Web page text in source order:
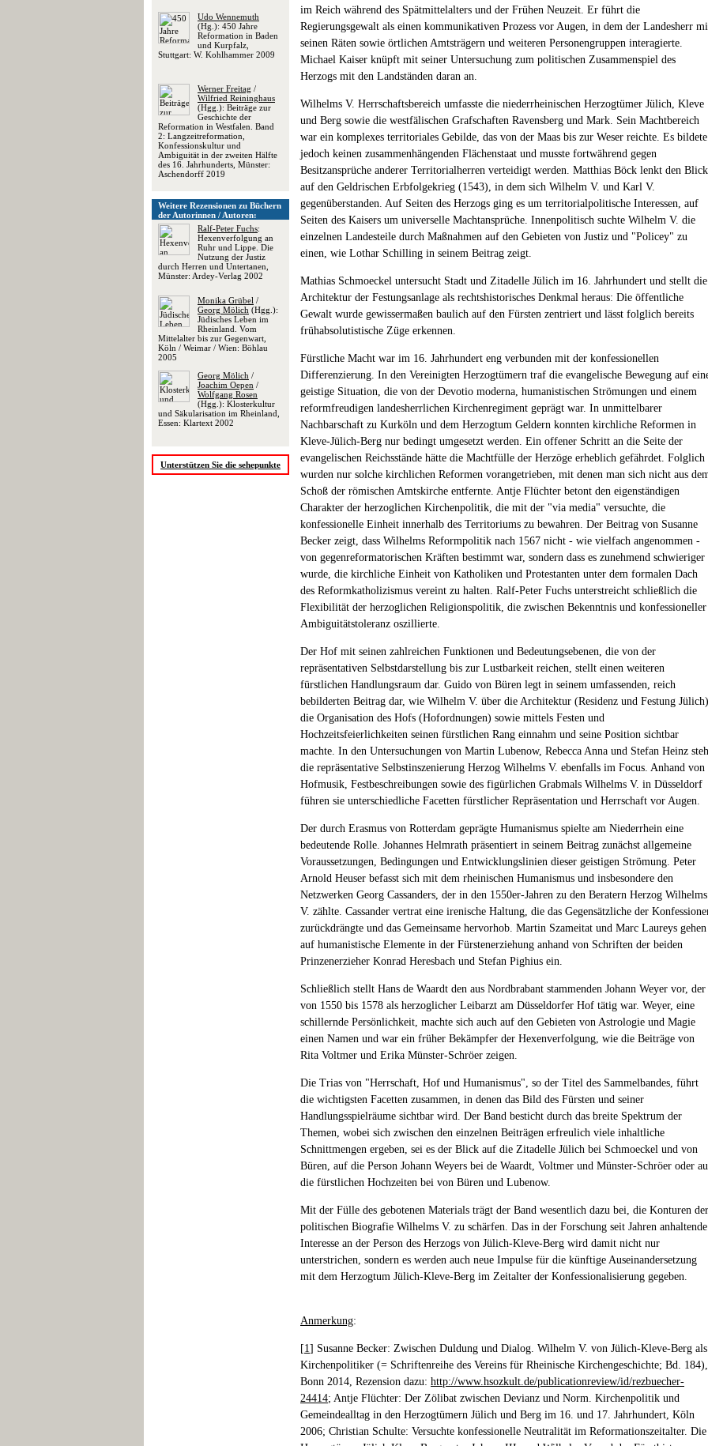
Udo Wennemuth
(Hg.): 450 Jahre
Reformation in Baden
und Kurpfalz,
Stuttgart: W. Kohlhammer 2009
Werner Freitag /
Wilfried Reininghaus
(Hgg.): Beiträge zur
Geschichte der
Reformation in Westfalen. Band
2: Langzeitreformation,
Konfessionskultur und
Ambiguität in der zweiten Hälfte
des 16. Jahrhunderts, Münster:
Aschendorff 2019
Weitere Rezensionen zu Büchern
der Autorinnen / Autoren:
Ralf-Peter Fuchs:
Hexenverfolgung an
Ruhr und Lippe. Die
Nutzung der Justiz
durch Herren und Untertanen,
Münster: Ardey-Verlag 2002
Monika Grübel /
Georg Mölich (Hgg.):
Jüdisches Leben im
Rheinland. Vom
Mittelalter bis zur Gegenwart,
Köln / Weimar / Wien: Böhlau
2005
Georg Mölich /
Joachim Oepen /
Wolfgang Rosen
(Hgg.): Klosterkultur
und Säkularisation im Rheinland,
Essen: Klartext 2002
Unterstützen Sie die sehepunkte
im Reich während des Spätmittelalters und der Frühen Neuzeit. Er führt die
Regierungsgewalt als einen kommunikativen Prozess vor Augen, in dem der Landesherr
seinen Räten sowie örtlichen Amtsträgern und weiteren Personengruppen interagierte.
Michael Kaiser knüpft mit seiner Untersuchung zum politischen Zusammenspiel des
Herzogs mit den Landständen daran an.
Wilhelms V. Herrschaftsbereich umfasste die niederrheinischen Herzogtümer Jülich, Kleve
und Berg sowie die westfälischen Grafschaften Ravensberg und Mark. Sein Machtbereich
war ein komplexes territoriales Gebilde, das von der Maas bis zur Weser reichte. Es bildete
jedoch keinen zusammenhängenden Flächenstaat und musste fortwährend gegen
Besitzansprüche anderer Territorialherren verteidigt werden. Matthias Böck lenkt den Blick
auf den Geldrischen Erbfolgekrieg (1543), in dem sich Wilhelm V. und Karl V.
gegenüberstanden. Auf Seiten des Herzogs ging es um territorialpolitische Interessen, auf
Seiten des Kaisers um universelle Machtansprüche. Innenpolitisch suchte Wilhelm V. die
einzelnen Landesteile durch Maßnahmen auf den Gebieten von Justiz und "Policey" zu
einen, wie Lothar Schilling in seinem Beitrag zeigt.
Mathias Schmoeckel untersucht Stadt und Zitadelle Jülich im 16. Jahrhundert und stellt die
Architektur der Festungsanlage als rechtshistorisches Denkmal heraus: Die öffentliche
Gewalt wurde gewissermaßen baulich auf den Fürsten zentriert und lässt folglich bereits
frühabsolutistische Züge erkennen.
Fürstliche Macht war im 16. Jahrhundert eng verbunden mit der konfessionellen
Differenzierung. In den Vereinigten Herzogtümern traf die evangelische Bewegung auf
geistige Situation, die von der Devotio moderna, humanistischen Strömungen und einem
reformfreudigen landesherrlichen Kirchenregiment geprägt war. In unmittelbarer
Nachbarschaft zu Kurköln und dem Herzogtum Geldern konnten kirchliche Reformen in
Kleve-Jülich-Berg nur bedingt umgesetzt werden. Ein offener Schritt an die Seite der
evangelischen Reichsstände hätte die Machtfülle der Herzöge erheblich gefährdet. Folglich
wurden nur solche kirchlichen Reformen vorangetrieben, mit denen man sich nicht aus
Schoß der römischen Amtskirche entfernte. Antje Flüchter betont den eigenständigen
Charakter der herzoglichen Kirchenpolitik, die mit der "via media" versuchte, die
konfessionelle Einheit innerhalb des Territoriums zu bewahren. Der Beitrag von Susanne
Becker zeigt, dass Wilhelms Reformpolitik nach 1567 nicht - wie vielfach angenommen -
von gegenreformatorischen Kräften bestimmt war, sondern dass es zunehmend schwieriger
wurde, die kirchliche Einheit von Katholiken und Protestanten unter dem formalen Dach
des Reformkatholizismus vereint zu halten. Ralf-Peter Fuchs unterstreicht schließlich die
Flexibilität der herzoglichen Religionspolitik, die zwischen Bekenntnis und konfessioneller
Ambiguitätstoleranz oszillierte.
Der Hof mit seinen zahlreichen Funktionen und Bedeutungsebenen, die von der
repräsentativen Selbstdarstellung bis zur Lustbarkeit reichen, stellt einen weiteren
fürstlichen Handlungsraum dar. Guido von Büren legt in seinem umfassenden, reich
bebilderten Beitrag dar, wie Wilhelm V. über die Architektur (Residenz und Festung
die Organisation des Hofs (Hofordnungen) sowie mittels Festen und
Hochzeitsfeierlichkeiten seinen fürstlichen Rang einnahm und seine Position sichtbar
machte. In den Untersuchungen von Martin Lubenow, Rebecca Anna und Stefan Heinz
die repräsentative Selbstinszenierung Herzog Wilhelms V. ebenfalls im Focus. Anhand von
Hofmusik, Festbeschreibungen sowie des figürlichen Grabmals Wilhelms V. in Düsseldorf
führen sie unterschiedliche Facetten fürstlicher Repräsentation und Herrschaft vor Augen.
Der durch Erasmus von Rotterdam geprägte Humanismus spielte am Niederrhein eine
bedeutende Rolle. Johannes Helmrath präsentiert in seinem Beitrag zunächst allgemeine
Voraussetzungen, Bedingungen und Entwicklungslinien dieser geistigen Strömung. Peter
Arnold Heuser befasst sich mit dem rheinischen Humanismus und insbesondere den
Netzwerken Georg Cassanders, der in den 1550er-Jahren zu den Beratern Herzog Wilhelms
V. zählte. Cassander vertrat eine irenische Haltung, die das Gegensätzliche der
zurückdrängte und das Gemeinsame hervorhob. Martin Szameitat und Marc Laureys gehen
auf humanistische Elemente in der Fürstenerziehung anhand von Schriften der beiden
Prinzenerzieher Konrad Heresbach und Stefan Pighius ein.
Schließlich stellt Hans de Waardt den aus Nordbrabant stammenden Johann Weyer vor, der
von 1550 bis 1578 als herzoglicher Leibarzt am Düsseldorfer Hof tätig war. Weyer, eine
schillernde Persönlichkeit, machte sich auch auf den Gebieten von Astrologie und Magie
einen Namen und war ein früher Bekämpfer der Hexenverfolgung, wie die Beiträge von
Rita Voltmer und Erika Münster-Schröer zeigen.
Die Trias von "Herrschaft, Hof und Humanismus", so der Titel des Sammelbandes, führt
die wichtigsten Facetten zusammen, in denen das Bild des Fürsten und seiner
Handlungsspielräume sichtbar wird. Der Band besticht durch das breite Spektrum der
Themen, wobei sich zwischen den einzelnen Beiträgen erfreulich viele inhaltliche
Schnittmengen ergeben, sei es der Blick auf die Zitadelle Jülich bei Schmoeckel und von
Büren, auf die Person Johann Weyers bei de Waardt, Voltmer und Münster-Schröer oder
die fürstlichen Hochzeiten bei von Büren und Lubenow.
Mit der Fülle des gebotenen Materials trägt der Band wesentlich dazu bei, die Konturen der
politischen Biografie Wilhelms V. zu schärfen. Das in der Forschung seit Jahren anhaltende
Interesse an der Person des Herzogs von Jülich-Kleve-Berg wird damit nicht nur
unterstrichen, sondern es werden auch neue Impulse für die künftige Auseinandersetzung
mit dem Herzogtum Jülich-Kleve-Berg im Zeitalter der Konfessionalisierung gegeben.
Anmerkung:
[1] Susanne Becker: Zwischen Duldung und Dialog. Wilhelm V. von Jülich-Kleve-Berg als
Kirchenpolitiker (= Schriftenreihe des Vereins für Rheinische Kirchengeschichte; Bd. 184),
Bonn 2014, Rezension dazu: http://www.hsozkult.de/publicationreview/id/rezbuecher-
24414; Antje Flüchter: Der Zölibat zwischen Devianz und Norm. Kirchenpolitik und
Gemeindealltag in den Herzogtümern Jülich und Berg im 16. und 17. Jahrhundert, Köln
2006; Christian Schulte: Versuchte konfessionelle Neutralität im Reformationszeitalter. Die